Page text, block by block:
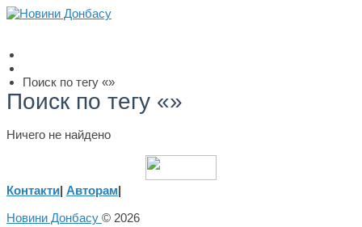
Поиск по тегу «»
Поиск по тегу «»
Ничего не найдено
Контакти| Авторам|
Новини Донбасу © 2026